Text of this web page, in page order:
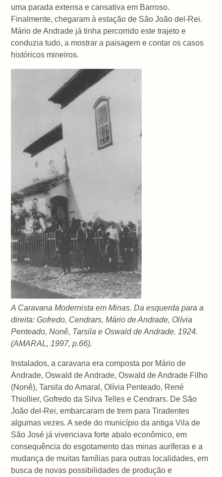
uma parada extensa e cansativa em Barroso.
Finalmente, chegaram à estação de São João del-Rei.
Mário de Andrade já tinha percorrido este trajeto e
conduzia tudo, a mostrar a paisagem e contar os casos
históricos mineiros.
A Caravana Modernista em Minas. Da esquerda para a
direita: Gofredo, Cendrars, Mário de Andrade, Olívia
Penteado, Nonê, Tarsila e Oswald de Andrade. 1924.
(AMARAL, 1997, p.66).
Instalados, a caravana era composta por Mário de
Andrade, Oswald de Andrade, Oswald de Andrade Filho
(Nonê), Tarsila do Amaral, Olívia Penteado, René
Thiollier, Gofredo da Silva Telles e Cendrars. De São
João del-Rei, embarcaram de trem para Tiradentes
algumas vezes. A sede do município da antiga Vila de
São José já vivenciava forte abalo econômico, em
consequência do esgotamento das minas auríferas e a
mudança de muitas famílias para outras localidades, em
busca de novas possibilidades de produção e